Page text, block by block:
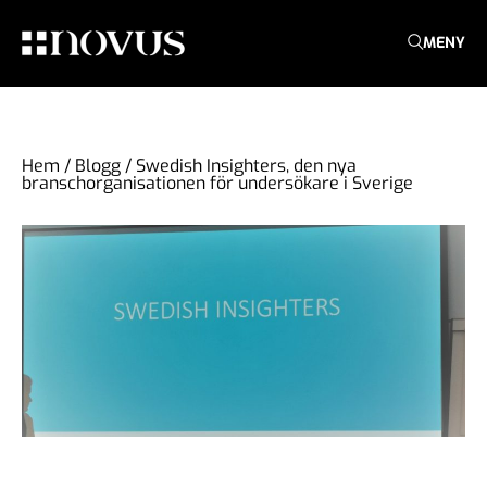
MENY
Hem / Blogg/ Swedish Insighters, den nya
branschorganisationen för undersökare i Sverige